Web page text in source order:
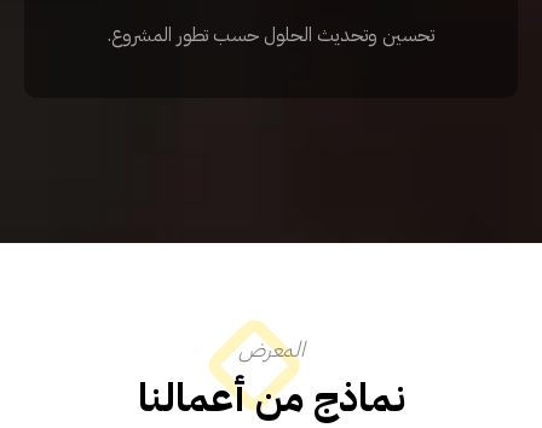
تحسين وتحديث الحلول حسب تطور المشروع.
المعرض
نماذج من أعمالنا